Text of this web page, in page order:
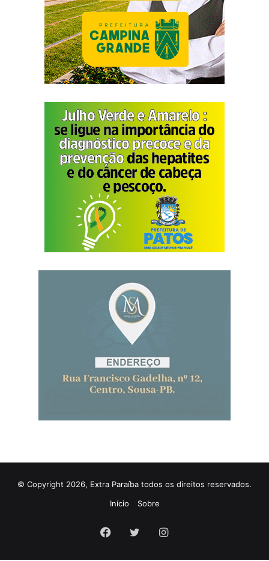
© Copyright 2026, Extra Paraíba todos os direitos reservados.
Início
Sobre
Facebook
TwitterInstagram